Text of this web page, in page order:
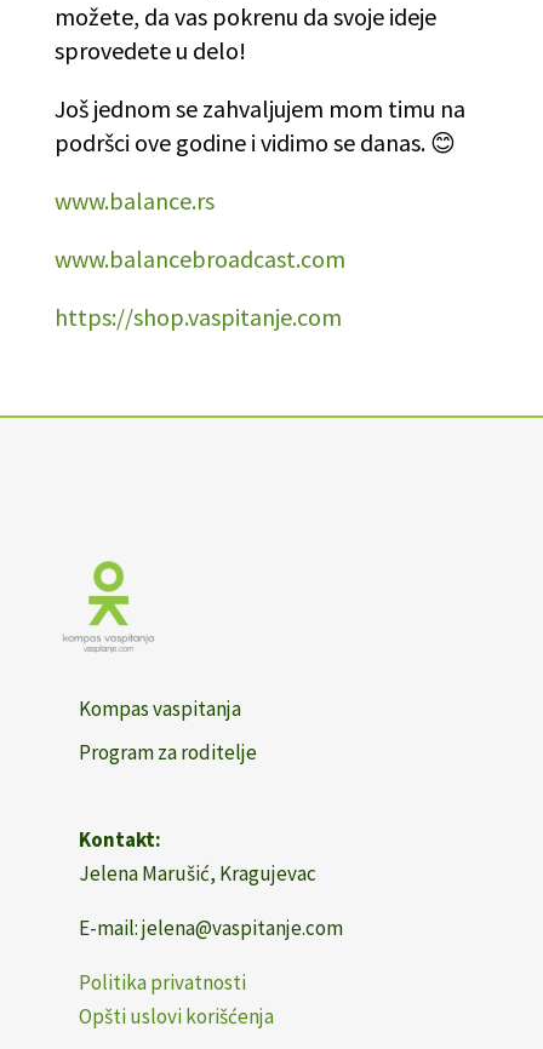
možete, da vas pokrenu da svoje ideje
sprovedete u delo!
Još jednom se zahvaljujem mom timu na
podršci ove godine i vidimo se danas. 😊
www.balance.rs
www.balancebroadcast.com
https://shop.vaspitanje.com
Kompas vaspitanja
Program za roditelje
Kontakt:
Jelena Marušić, Kragujevac
E-mail: jelena@vaspitanje.com
Politika privatnosti
Opšti uslovi korišćenja